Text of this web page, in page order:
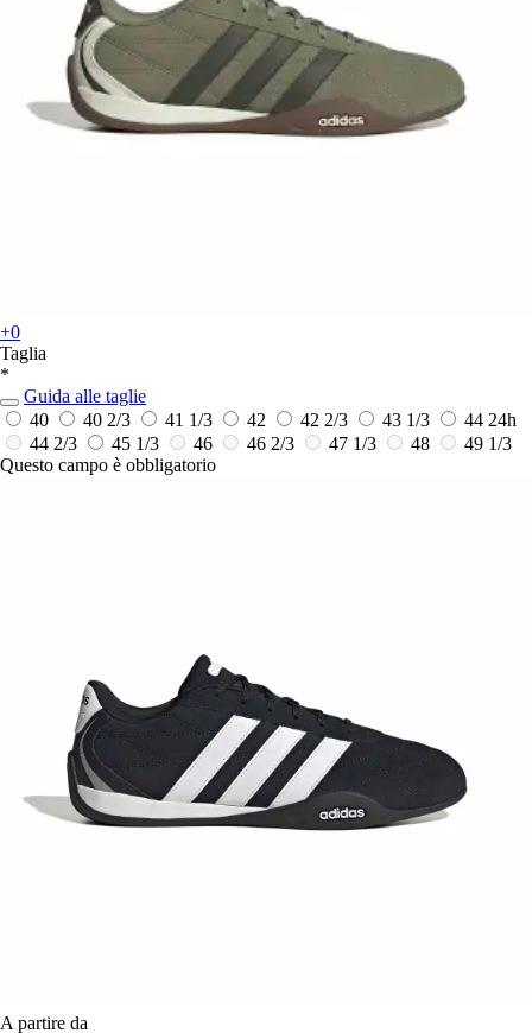
+0
Taglia
*
Guida alle taglie
40
40 2/3 41 1/3 42 42 2/3 43 1/3 44 24h
44 2/3
45 1/3 46 46 2/3 47 1/3 48
49 1/3
Questo campo è obbligatorio
A partire da